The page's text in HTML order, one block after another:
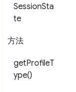
SessionSta
te
方法
getProfileT
ype()